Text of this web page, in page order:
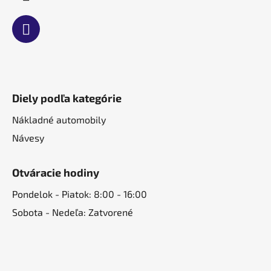
Diely podľa kategórie
Nákladné automobily
Návesy
Otváracie hodiny
Pondelok - Piatok: 8:00 - 16:00
Sobota - Nedeľa: Zatvorené